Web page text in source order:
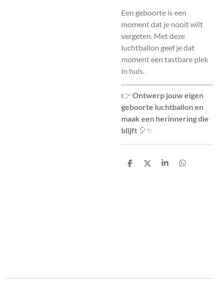
Een geboorte is een
moment dat je nooit wilt
vergeten. Met deze
luchtballon geef je dat
moment een tastbare plek
in huis.
👉 Ontwerp jouw eigen
geboorte luchtballon en
maak een herinnering die
blijft 🎈✨
D
D
S
D